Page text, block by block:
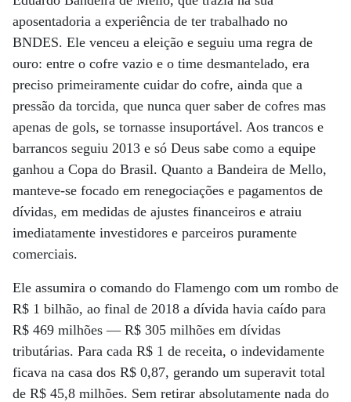
aposentadoria a experiência de ter trabalhado no
BNDES. Ele venceu a eleição e seguiu uma regra de
ouro: entre o cofre vazio e o time desmantelado, era
preciso primeiramente cuidar do cofre, ainda que a
pressão da torcida, que nunca quer saber de cofres mas
apenas de gols, se tornasse insuportável. Aos trancos e
barrancos seguiu 2013 e só Deus sabe como a equipe
ganhou a Copa do Brasil. Quanto a Bandeira de Mello,
manteve-se focado em renegociações e pagamentos de
dívidas, em medidas de ajustes financeiros e atraiu
imediatamente investidores e parceiros puramente
comerciais.
Ele assumira o comando do Flamengo com um rombo de
R$ 1 bilhão, ao final de 2018 a dívida havia caído para
R$ 469 milhões — R$ 305 milhões em dívidas
tributárias. Para cada R$ 1 de receita, o indevidamente
ficava na casa dos R$ 0,87, gerando um superavit total
de R$ 45,8 milhões. Sem retirar absolutamente nada do